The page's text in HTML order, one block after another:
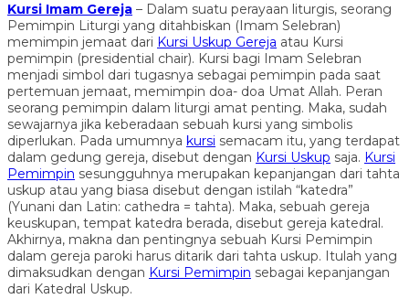
Kursi Imam Gereja – Dalam suatu perayaan liturgis, seorang
Pemimpin Liturgi yang ditahbiskan (Imam Selebran)
memimpin jemaat dari Kursi Uskup Gereja atau Kursi
pemimpin (presidential chair). Kursi bagi Imam Selebran
menjadi simbol dari tugasnya sebagai pemimpin pada saat
pertemuan jemaat, memimpin doa- doa Umat Allah. Peran
seorang pemimpin dalam liturgi amat penting. Maka, sudah
sewajarnya jika keberadaan sebuah kursi yang simbolis
diperlukan. Pada umumnya kursi semacam itu, yang terdapat
dalam gedung gereja, disebut dengan Kursi Uskup saja. Kursi
Pemimpin sesungguhnya merupakan kepanjangan dari tahta
uskup atau yang biasa disebut dengan istilah “katedra”
(Yunani dan Latin: cathedra = tahta). Maka, sebuah gereja
keuskupan, tempat katedra berada, disebut gereja katedral.
Akhirnya, makna dan pentingnya sebuah Kursi Pemimpin
dalam gereja paroki harus ditarik dari tahta uskup. Itulah yang
dimaksudkan dengan Kursi Pemimpin sebagai kepanjangan
dari Katedral Uskup.